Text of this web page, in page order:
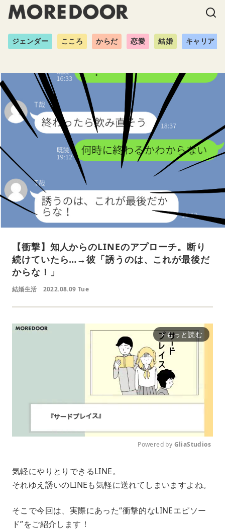
ジェンダー こころ からだ 恋愛 結婚 キャリア
【衝撃】知人からのLINEのアプローチ。断り
続けていたら…→彼「誘うのは、これが最後だ
からな！」
結婚生活 2022.08.09 Tue
arrow_forward_ios もっと読む
t
Powered by GliaStudios
気軽にやりとりできるLINE。
それゆえ誘いのLINEも気軽に送れてしまいますよね。
そこで今回は、実際にあった“衝撃的なLINEエピソー
ド”をご紹介します！